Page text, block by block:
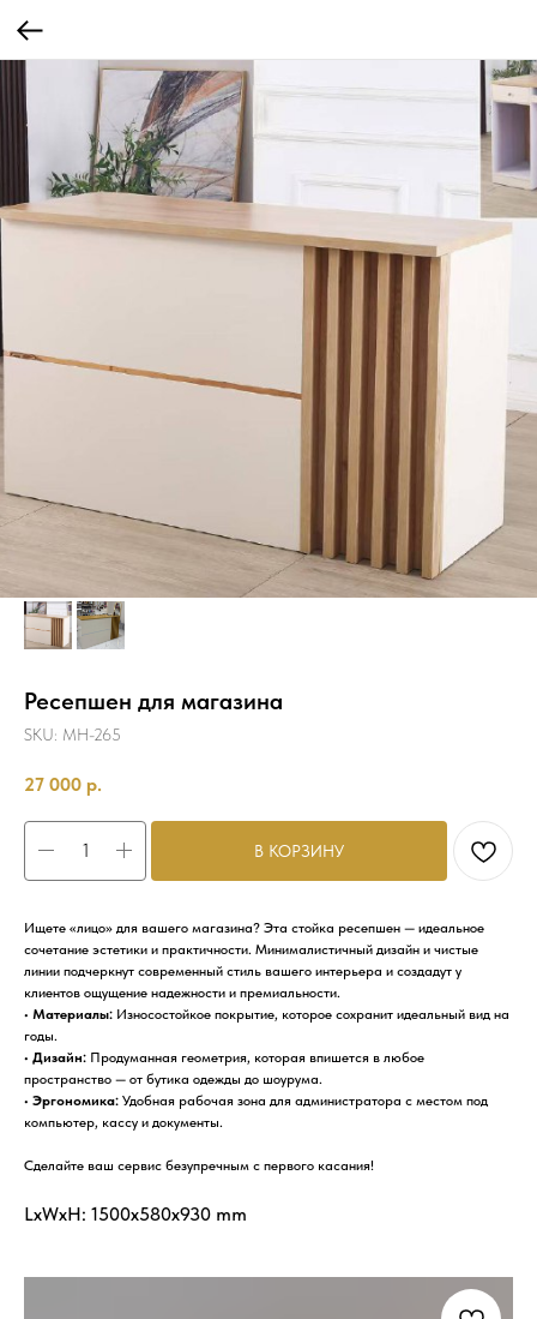
Ресепшен для магазина
SKU: MH-265
27 000 р.
В КОРЗИНУ
Ищете «лицо» для вашего магазина? Эта стойка ресепшен — идеальное
сочетание эстетики и практичности. Минималистичный дизайн и чистые
линии подчеркнут современный стиль вашего интерьера и создадут у
клиентов ощущение надежности и премиальности.
• Материалы: Износостойкое покрытие, которое сохранит идеальный вид на
годы.
• Дизайн: Продуманная геометрия, которая впишется в любое
пространство — от бутика одежды до шоурума.
• Эргономика: Удобная рабочая зона для администратора с местом под
компьютер, кассу и документы.
Сделайте ваш сервис безупречным с первого касания!
LxWxH: 1500x580x930 mm